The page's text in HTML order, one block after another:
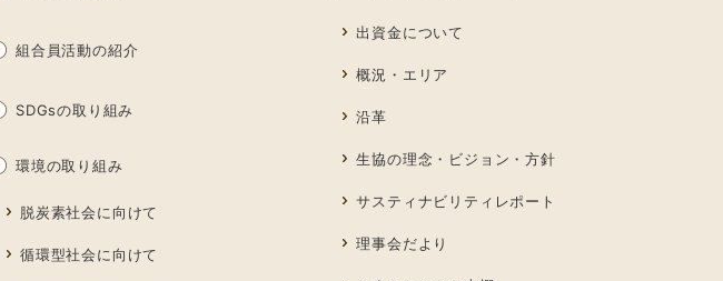
組合員活動の紹介
SDGsの取り組み
環境の取り組み
脱炭素社会に向けて
循環型社会に向けて
出資金について
概況・エリア
沿革
生協の理念・ビジョン・方針
サスティナビリティレポート
理事会だより